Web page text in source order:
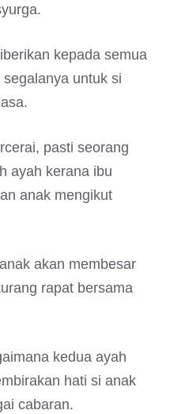
kepada semua
untuk si
pasti seorang
ayah kerana ibu
anak mengikut
akan membesar
rapat bersama
kedua ayah
hati si anak
cabaran.